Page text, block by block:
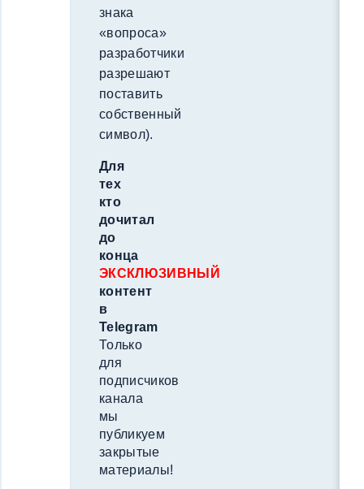
знака
«вопроса»
разработчики
разрешают
поставить
собственный
символ).
Для
тех
кто
дочитал
до
конца
ЭКСКЛЮЗИВНЫЙ
контент
в
Telegram
Только
для
подписчиков
канала
мы
публикуем
закрытые
материалы!